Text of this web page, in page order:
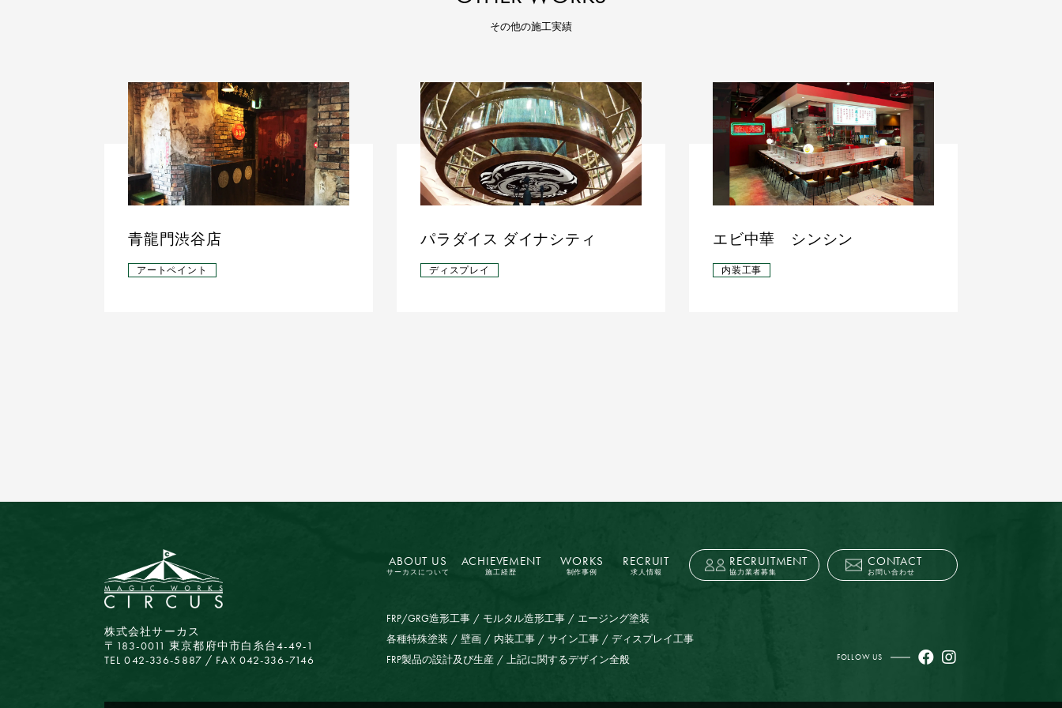
その他の施工実績
青龍門渋谷店
アートペイント
パラダイス ダイナシティ
ディスプレイ
エビ中華 シンシン
内装工事
株式会社サーカス
〒183-0011 東京都府中市白糸台4-49-1
TEL 042-336-5887 / FAX 042-336-7146
ABOUT US
サーカスについて
ACHIEVEMENT
施工経歴
WORKS
制作事例
RECRUIT
求人情報
RECRUITMENT
協力業者募集
CONTACT
お問い合わせ
FRP/GRG造形工事 モルタル造形工事
エージング塗装
各種特殊塗装
壁画 内装工事 サイン工事
ディスプレイ工事
FRP製品の設計及び生産
上記に関するデザイン全般 FOLLOW US